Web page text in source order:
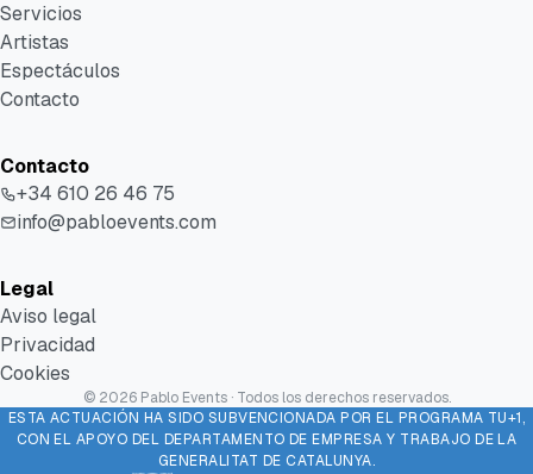
Servicios
Artistas
Espectáculos
Contacto
Contacto
+34 610 26 46 75
info@pabloevents.com
Legal
Aviso legal
Privacidad
Cookies
© 2026Pablo Events · Todos los derechos reservados.
ESTA ACTUACIÓN HA SIDO SUBVENCIONADA POR EL PROGRAMA TU+1,
CON EL APOYO DEL DEPARTAMENTO DE EMPRESA Y TRABAJO DE LA
GENERALITAT DE CATALUNYA.